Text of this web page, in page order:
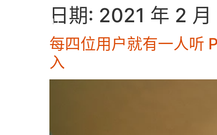
日期: 2021 年 2 月
每四位用户就有一人听
入